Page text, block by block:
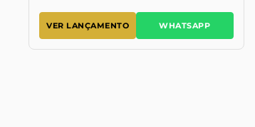
VER LANÇAMENTO WHATSAPP